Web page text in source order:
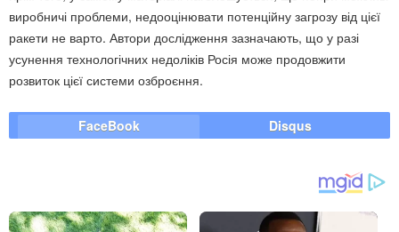
виробничі проблеми, недооцінювати потенційну загрозу від цієї
ракети не варто. Автори дослідження зазначають, що у разі
усунення технологічних недоліків Росія може продовжити
розвиток цієї системи озброєння.
FaceBook Disqus